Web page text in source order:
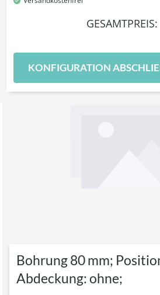
GESAMTPREIS:
KONFIGURATION
Bohrung 80 mm;
Abdeckung: ohne;